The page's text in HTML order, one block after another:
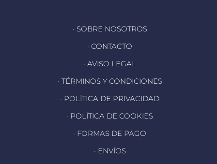
· SOBRE NOSOTROS
· CONTACTO
· AVISO LEGAL
· TÉRMINOS Y CONDICIONES
· POLÍTICA DE PRIVACIDAD
· POLÍTICA DE COOKIES
· FORMAS DE PAGO
· ENVÍOS